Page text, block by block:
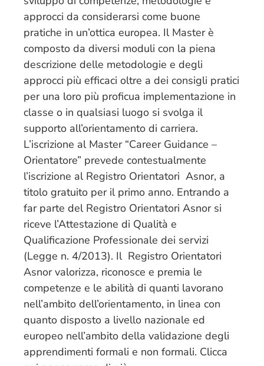
approcci da considerarsi come buone
pratiche in un’ottica europea. Il Master è
composto da diversi moduli con la piena
descrizione delle metodologie e degli
approcci più efficaci oltre a dei consigli pratici
per una loro più proficua implementazione in
classe o in qualsiasi luogo si svolga il
supporto all’orientamento di carriera.
L’iscrizione al Master “Career Guidance –
Orientatore” prevede contestualmente
l’iscrizione al Registro Orientatori Asnor, a
titolo gratuito per il primo anno. Entrando a
far parte del Registro Orientatori Asnor si
riceve l’Attestazione di Qualità e
Qualificazione Professionale dei servizi
(Legge n. 4/2013). Il Registro Orientatori
Asnor valorizza, riconosce e premia le
competenze e le abilità di quanti lavorano
nell’ambito dell’orientamento, in linea con
quanto disposto a livello nazionale ed
europeo nell’ambito della validazione degli
apprendimenti formali e non formali. Clicca